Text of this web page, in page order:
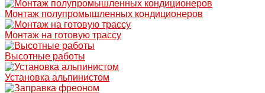
Монтаж полупромышленных кондиционеров
Монтаж на готовую трассу
Высотные работы
Установка альпинистом